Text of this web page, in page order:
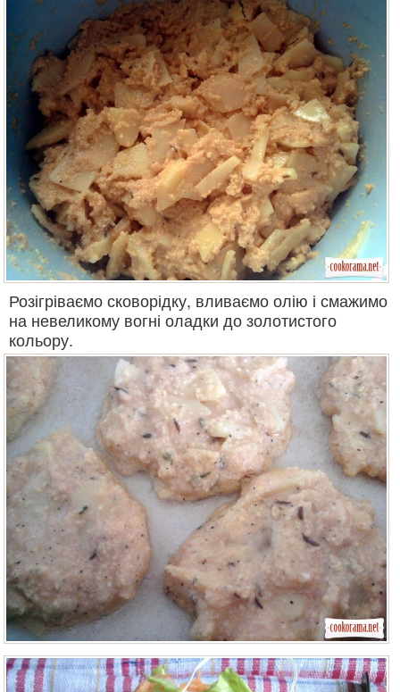
Розігріваємо сковорідку, вливаємо олію і смажимо
на невеликому вогні оладки до золотистого
кольору.